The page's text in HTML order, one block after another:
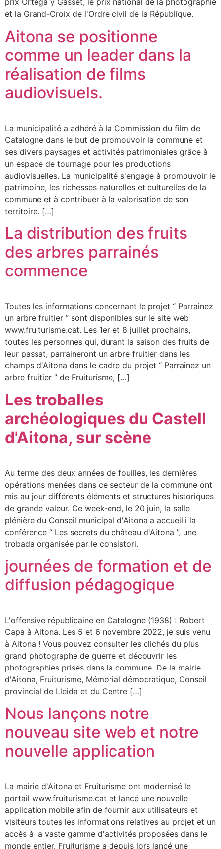
prix Ortega y Gasset, le prix national de la photographie
et la Grand-Croix de l'Ordre civil de la République.
Aitona se positionne
comme un leader dans la
réalisation de films
audiovisuels.
La municipalité a adhéré à la Commission du film de
Catalogne dans le but de promouvoir la commune et
ses divers paysages et activités patrimoniales grâce à
un espace de tournage pour les productions
audiovisuelles. La municipalité s'engage à promouvoir le
patrimoine, les richesses naturelles et culturelles de la
commune et à contribuer à la valorisation de son
territoire. […]
La distribution des fruits
des arbres parrainés
commence
Toutes les informations concernant le projet “ Parrainez
un arbre fruitier ” sont disponibles sur le site web
www.fruiturisme.cat. Les 1er et 8 juillet prochains,
toutes les personnes qui, durant la saison des fruits de
leur passat, parraineront un arbre fruitier dans les
champs d'Aitona dans le cadre du projet “ Parrainez un
arbre fruitier ” de Fruiturisme, […]
Les troballes
archéologiques du Castell
d'Aitona, sur scène
Au terme des deux années de fouilles, les dernières
opérations menées dans ce secteur de la commune ont
mis au jour différents éléments et structures historiques
de grande valeur. Ce week-end, le 20 juin, la salle
plénière du Conseil municipal d'Aitona a accueilli la
conférence “ Les secrets du château d'Aitona ”, une
trobada organisée par le consistori.
journées de formation et de
diffusion pédagogique
L'offensive républicaine en Catalogne (1938) : Robert
Capa à Aitona. Les 5 et 6 novembre 2022, je suis venu
à Aitona ! Vous pouvez consulter les clichés du plus
grand photographe de guerre et découvrir les
photographies prises dans la commune. De la mairie
d'Aitona, Fruiturisme, Mémorial démocratique, Conseil
provincial de Lleida et du Centre […]
Nous lançons notre
nouveau site web et notre
nouvelle application
La mairie d'Aitona et Fruiturisme ont modernisé le
portail www.fruiturisme.cat et lancé une nouvelle
application mobile afin de fournir aux utilisateurs et
visiteurs toutes les informations relatives au projet et un
accès à la vaste gamme d'activités proposées dans le
monde entier. Fruiturisme a depuis lors lancé une